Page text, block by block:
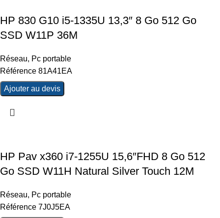
HP 830 G10 i5-1335U 13,3″ 8 Go 512 Go
SSD W11P 36M
Réseau, Pc portable
Référence 81A41EA
Ajouter au devis
HP Pav x360 i7-1255U 15,6″FHD 8 Go 512
Go SSD W11H Natural Silver Touch 12M
Réseau, Pc portable
Référence 7J0J5EA